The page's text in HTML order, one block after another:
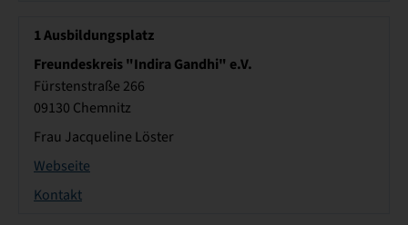
1Ausbildungsplatz
Freundeskreis "Indira Gandhi" e.V.
Fürstenstraße 266
09130 Chemnitz
Frau Jacqueline Löster
Webseite
Kontakt